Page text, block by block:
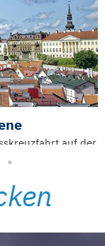
auf der
die Wahl.